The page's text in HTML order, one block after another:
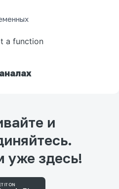
a function
и
уже здесь!